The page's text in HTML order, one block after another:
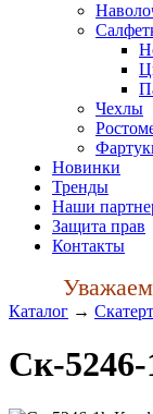
Чехлы
Новинки
Тренды
Наши
Защита прав
Контакты
Каталог →
Ск-